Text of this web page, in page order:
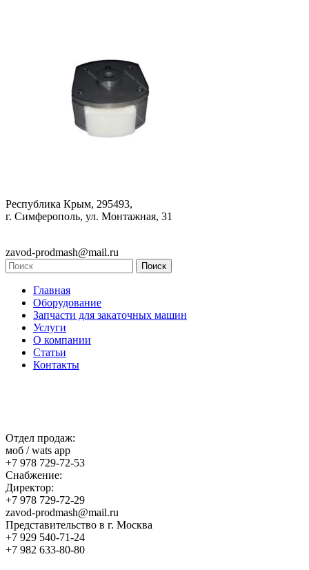
Республика Крым, 295493,
г. Симферополь, ул. Монтажная, 31
zavod-prodmash@mail.ru
Главная
Оборудование
Запчасти для закаточных машин
Услуги
О компании
Статьи
Контакты
Отдел продаж:
моб / wats app
+7 978 729-72-53
Снабжение:
Директор:
+7 978 729-72-29
zavod-prodmash@mail.ru
Представительство в г. Москва
+7 929 540-71-24
+7 982 633-80-80